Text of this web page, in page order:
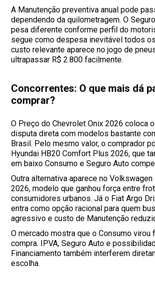
A Manutenção preventiva anual pode
dependendo da quilometragem. O
pesa diferente conforme perfil do
segue como despesa inevitável todos
custo relevante aparece no jogo de
ultrapassar R$ 2.800 facilmente.
Concorrentes: O que mais dá
comprar?
O Preço do Chevrolet Onix 2026 coloca
disputa direta com modelos bastante
Brasil. Pelo mesmo valor, o comprador
Hyundai HB20 Comfort Plus 2026, que
em baixo Consumo e Seguro Auto
Outra alternativa aparece no Volkswagen
2026, modelo que ganhou força entre
consumidores urbanos. Já o Fiat Argo
entra como opção racional para quem
agressivo e custo de Manutenção
O mercado mostra que o Consumo virou
compra. IPVA, Seguro Auto e
Financiamento também interferem
escolha.